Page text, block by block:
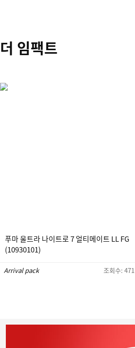
더 임팩트
푸마 울트라 나이트로 7 얼티메이트 LL FG
(10930101)
Arrival pack 조회수: 471